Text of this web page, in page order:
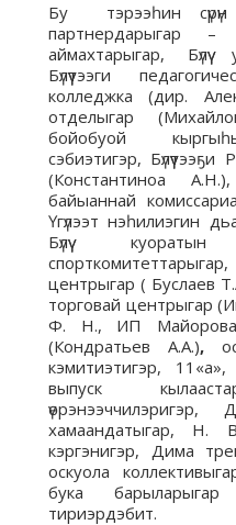
Бу тэрээһин сүрүн
партнердарыгар –
аймахтарыгар, Бүлүү
Бүлүүтээги
колледжка (дир.
отделыгар
бойобуой
сэбиэтигэр,
(Константиноа А.Н.),
байыаннай
Үгүлээт нэһилиэгин
Бүлүү
центрыгар ( Буслаев
торговай центрыгар
Ф. Н., ИП Майорова
(Кондратьев А.А.),
кэмитиэтигэр,
выпуск
үөрэнээччилэригэр,
хамаандатыгар, Н.
кэргэнигэр, Дима
оскуола
бука
тириэрдэбит.